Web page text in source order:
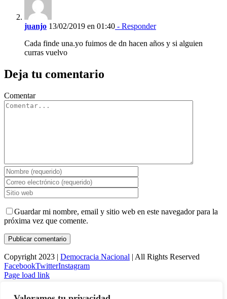
juanjo 13/02/2019 en 01:40 - Responder
Cada finde una.yo fuimos de dn hacen años y si alguien
curras vuelvo
Deja tu comentario
Comentar
Guardar mi nombre, email y sitio web en este navegador para la
próxima vez que comente.
Copyright 2023 | Democracia Nacional | All Rights Reserved
FacebookTwitterInstagram
Page load link
Warning
: Undefined variable $visibility_homepage in